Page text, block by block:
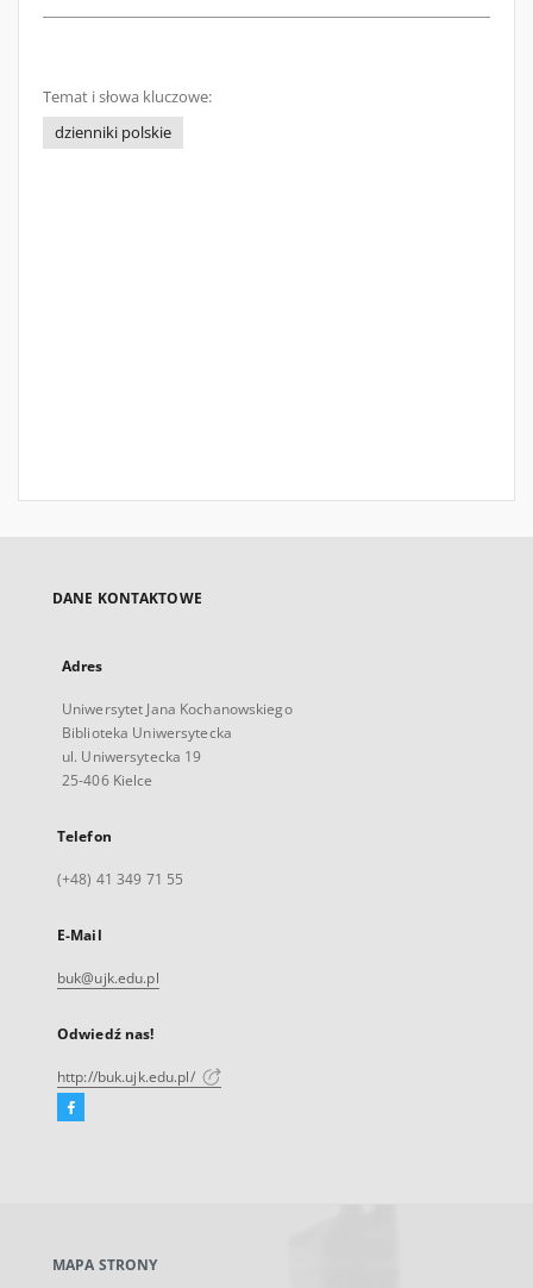
Temat i słowa kluczowe:
dzienniki polskie
DANE KONTAKTOWE
Adres
Uniwersytet Jana Kochanowskiego
Biblioteka Uniwersytecka
ul. Uniwersytecka 19
25-406 Kielce
Telefon
(+48) 41 349 71 55
E-Mail
buk@ujk.edu.pl
Odwiedź nas!
http://buk.ujk.edu.pl/
Facebook
karcie
MAPA STRONY